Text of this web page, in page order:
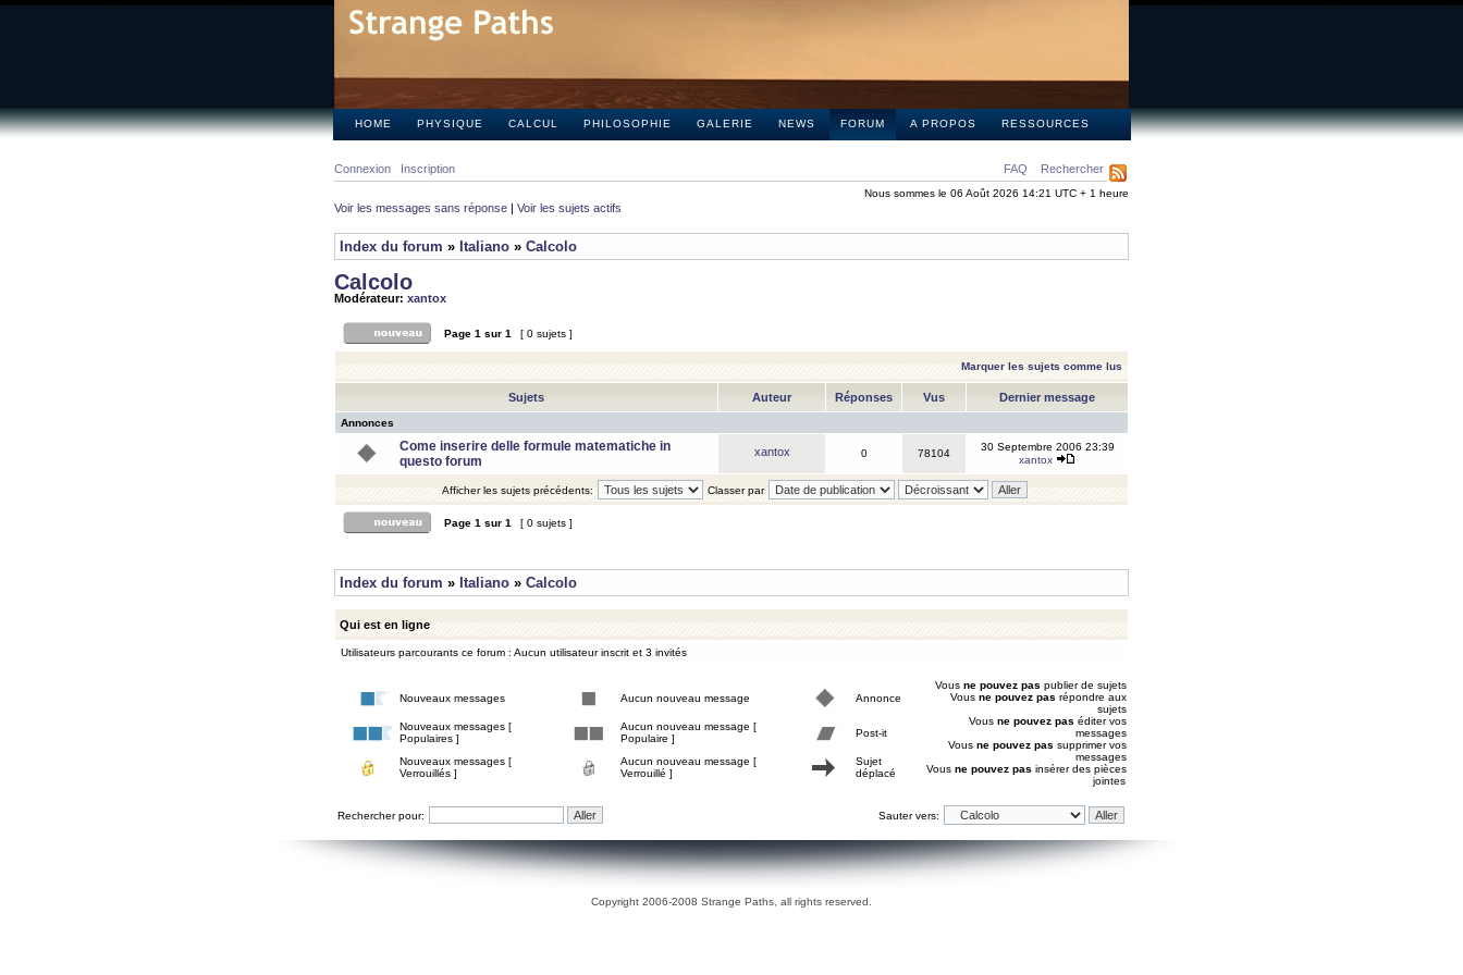
HOME PHYSIQUE CALCUL PHILOSOPHIE GALERIE NEWS FORUM A PROPOS RESSOURCES
FAQ Rechercher
Connexion Inscription
Nous sommes le 06 Août 2026 14:21 UTC + 1 heure
Voir les messages sans réponse | Voir les sujets actifs
Index du forum » Italiano » Calcolo
Calcolo
Modérateur: xantox
Page 1 sur 1 [ 0 sujets ]
Marquer les sujets comme lus
Sujets Auteur Réponses Vus Dernier message
Annonces
Come inserire delle formule matematiche in
questo forum
xantox 0 78104
30 Septembre 2006 23:39
xantox
Afficher les sujets précédents: Classer par
Page 1 sur 1 [ 0 sujets ]
Index du forum » Italiano » Calcolo
Qui est en ligne
Utilisateurs parcourants ce forum : Aucun utilisateur inscrit et 3 invités
Nouveaux messages Aucun nouveau message Annonce
Nouveaux messages [
Populaires ]
Aucun nouveau message [
Populaire ]
Post-it
Nouveaux messages [
Verrouillés ]
Aucun nouveau message [
Verrouillé ]
Sujet
déplacé
Vous ne pouvez pas publier de sujets
Vous ne pouvez pas répondre aux
sujets
Vous ne pouvez pas éditer vos
messages
Vous ne pouvez pas supprimer vos
messages
Vous ne pouvez pas insérer des pièces
jointes
Rechercher pour: Sauter vers:
Copyright 2006-2008 Strange Paths, all rights reserved.